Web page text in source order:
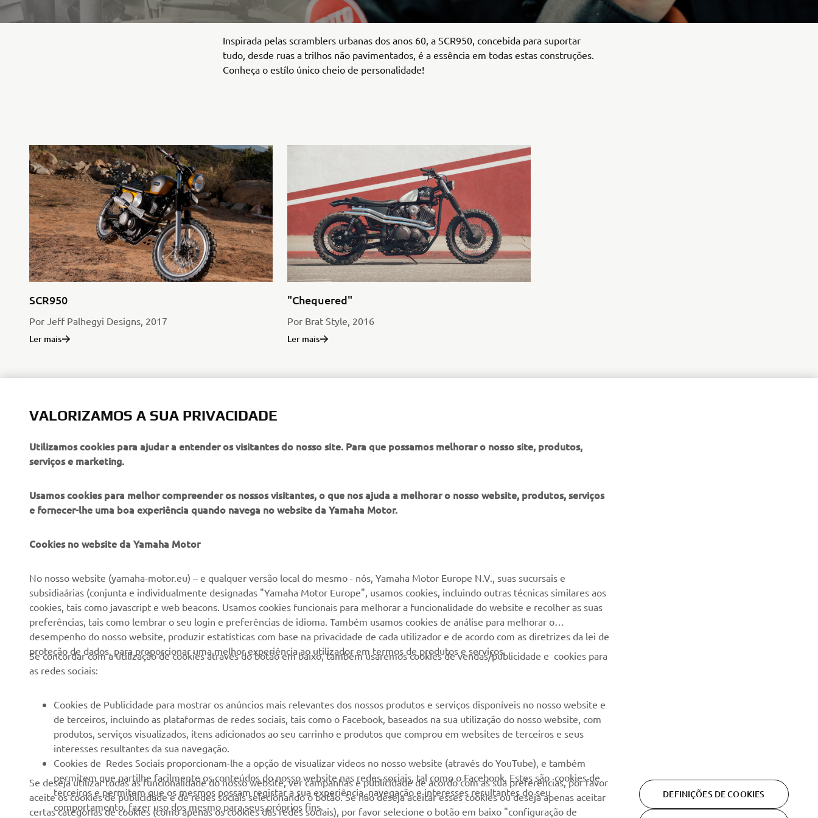
Inspirada pelas scramblers urbanas dos anos 60, a SCR950, concebida para suportar
tudo, desde ruas a trilhos não pavimentados, é a essência em todas estas construções.
Conheça o estílo único cheio de personalidade!
SCR950
Por Jeff Palhegyi Designs, 2017
Ler mais
"Chequered"
Por Brat Style, 2016
Ler mais
EMPRESA
Notícias
Imprensa
Catálogos
Trabalhar na Yamaha
Eventos
Política de Direitos
Humanos
Política Básica de
Sustentabilidade
Canal de Denúncias
PARA EMPRESAS
NEO's Delivery
Sistemas eBike
Campos de golfe
Socorristas
Unidade de Negócios de
Robótica
Parcerias
Informação Técnica para
Agentes
Yamalube Safety Data
Sheets
Yamaha Music
Yamaha Racing
Yamaha Motor Global
Aplicações móveis
Serviço de Apoio ao
Cliente
Livro de reclamações
Catálogo de peças
Gestão de resíduos,
baterias e VFV
novos lançamentos e muito mais
processamos os seus dados pessoais:
VALORIZAMOS A SUA PRIVACIDADE
Utilizamos cookies para ajudar a entender os visitantes do nosso site. Para que possamos melhorar o nosso site, produtos,
serviços e marketing.
Usamos cookies para melhor compreender os nossos visitantes, o que nos ajuda a melhorar o nosso website, produtos, serviços
e fornecer-lhe uma boa experiência quando navega no website da Yamaha Motor.
Cookies no website da Yamaha Motor
No nosso website (yamaha-motor.eu) – e qualquer versão local do mesmo - nós, Yamaha Motor Europe N.V., suas sucursais e
subsidiaárias (conjunta e individualmente designadas "Yamaha Motor Europe", usamos cookies, incluindo outras técnicas similares aos
cookies, tais como javascript e web beacons. Usamos cookies funcionais para melhorar a funcionalidade do website e recolher as suas
preferências, tais como lembrar o seu login e preferências de idioma. Também usamos cookies de análise para melhorar o
desempenho do nosso website, produzir estatísticas com base na privacidade de cada utilizador e de acordo com as diretrizes da lei de
proteção de dados, para proporcionar uma melhor experiência ao utilizador em termos de produtos e serviços.
Se concordar com a utilização de cookies através do botão em baixo, também usaremos cookies de vendas/publicidade e cookies para
as redes sociais:
Cookies de Publicidade para mostrar os anúncios mais relevantes dos nossos produtos e serviços disponíveis no nosso website e
de terceiros, incluindo as plataformas de redes sociais, tais como o Facebook, baseados na sua utilização do nosso website, com
produtos, serviços visualizados, itens adicionados ao seu carrinho e produtos que comprou em websites de terceiros e seus
interesses resultantes da sua navegação.
Cookies de Redes Sociais proporcionam-lhe a opção de visualizar videos no nosso website (através do YouTube), e também
permitem que partilhe facilmente os conteúdos do nosso website nas redes sociais, tal como o Facebook. Estes são cookies de
terceiros e permitem que os mesmos possam registar a sua experiência, navegação e interesses resultantes do seu
comportamento, fazer uso dos mesmo para seus próprios fins.
Se deseja utilizar todas as funcionalidade do nosso website, ver campanhas e publicidade de acordo com as sua preferências, por favor
aceite os cookies de publicidade e de redes sociais selecionando o botão. Se não deseja aceitar esses cookies ou deseja apenas aceitar
certas categorias de cookies (como apenas os cookies das redes sociais), por favor selecione o botão em baixo "configuração de
DEFINIÇÕES DE COOKIES